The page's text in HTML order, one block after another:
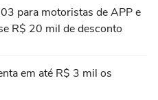
para motoristas de APP e
R$ 20 mil de desconto
em até R$ 3 mil os